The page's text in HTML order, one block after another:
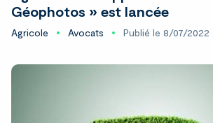
Géophotos » est lancée
Agricole Avocats Publié le 8/07/2022